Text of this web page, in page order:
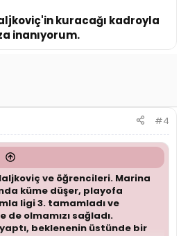
kuracağı kadroyla
inanıyorum.
#4
ve öğrencileri. Marina
küme düşer, playofa
ligi 3. tamamladı ve
olmamızı sağladı.
beklenenin üstünde bir